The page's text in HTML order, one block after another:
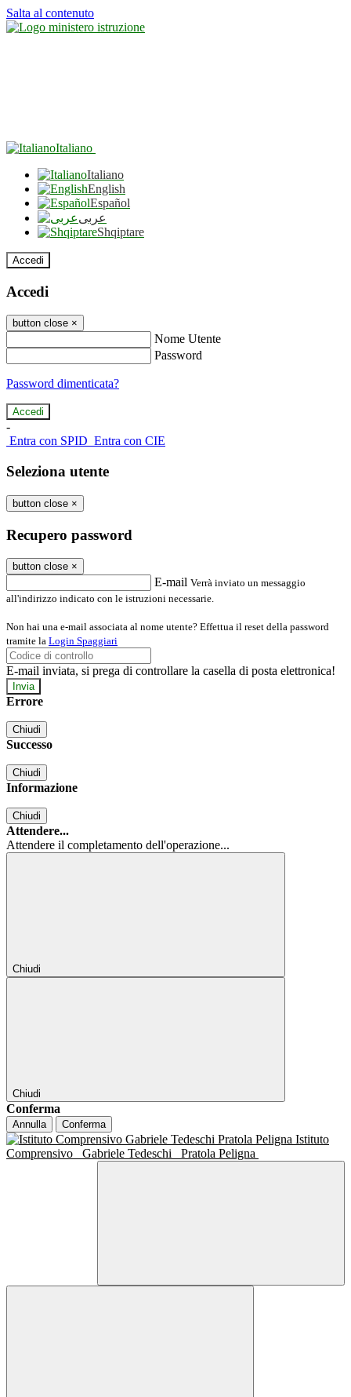
Salta al contenuto
Italiano
Italiano
English
Español
عربى
Shqiptare
Accedi
Accedi
button close ×
Nome Utente
Password
Password dimenticata?
-
Entra con SPID Entra con CIE
Seleziona utente
button close ×
Recupero password
button close ×
E-mail Verrà inviato un messaggio
all'indirizzo indicato con le istruzioni necessarie.
Non hai una e-mail associata al nome utente? Effettua il reset della password
tramite la Login Spaggiari
E-mail inviata, si prega di controllare la casella di posta elettronica!
Errore
Chiudi
Successo
Chiudi
Informazione
Chiudi
Attendere...
Attendere il completamento dell'operazione...
Chiudi
Chiudi
Conferma
Annulla Conferma
Istituto
Comprensivo
Gabriele Tedeschi Pratola Peligna